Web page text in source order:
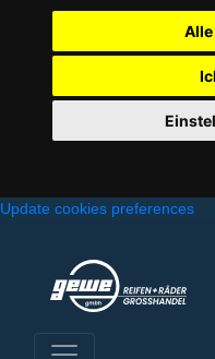
Update cookies preferences